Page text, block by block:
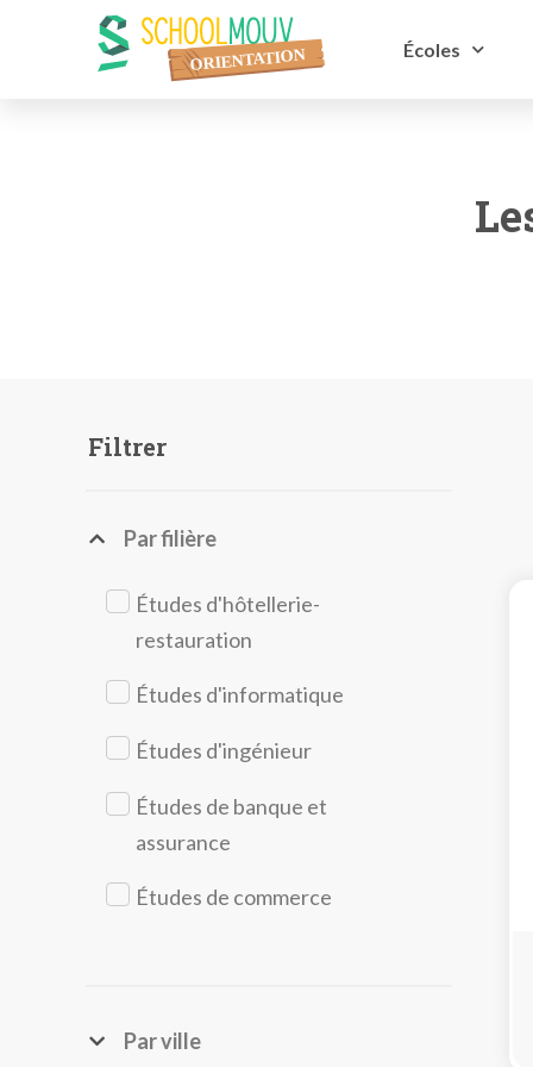
Écoles
Filtrer
Par filière
Études d'hôtellerie-
restauration
Études d'informatique
Études d'ingénieur
Études de banque et
assurance
Études de commerce
Par ville